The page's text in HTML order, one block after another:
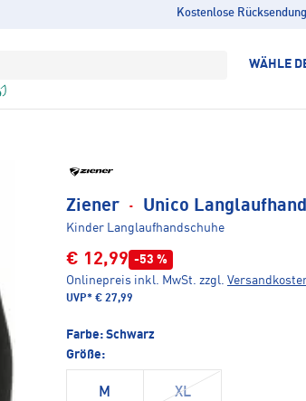
Kostenlose Rücksendung
WÄHLE
Ziener · Unico
Kinder Langlaufhandschuhe
€ 12,99 -53 %
Onlinepreis inkl. MwSt. zzgl.
UVP* € 27,99
Farbe: Schwarz
Größe:
M XL